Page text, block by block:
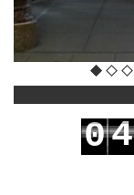
04